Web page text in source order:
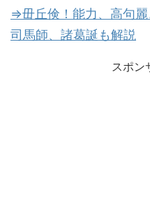
⇒毌丘倹！能力、高句麗
司馬師、諸葛誕も解説
スポン